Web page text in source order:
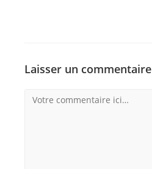
Laisser un commentaire